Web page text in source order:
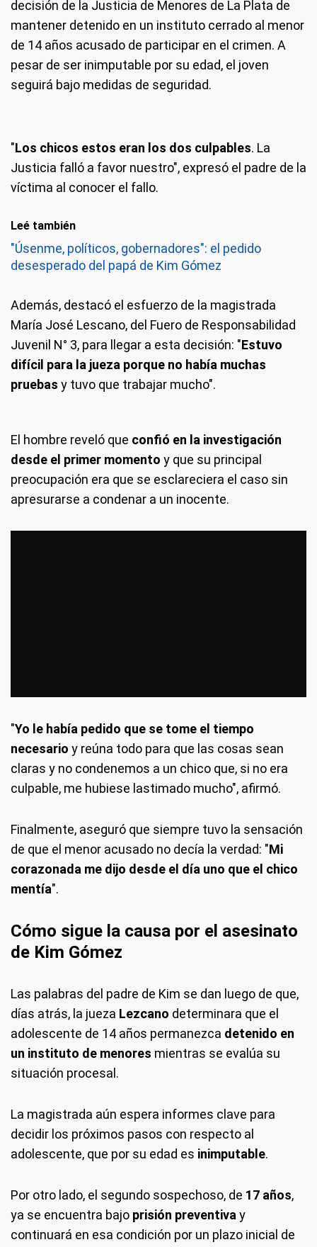
decisión de la Justicia de Menores de La Plata de
mantener detenido en un instituto cerrado al menor
de 14 años acusado de participar en el crimen. A
pesar de ser inimputable por su edad, el joven
seguirá bajo medidas de seguridad.
"Los chicos estos eran los dos culpables. La
Justicia falló a favor nuestro", expresó el padre de la
víctima al conocer el fallo.
Leé también
"Úsenme, políticos, gobernadores": el pedido
desesperado del papá de Kim Gómez
Además, destacó el esfuerzo de la magistrada
María José Lescano, del Fuero de Responsabilidad
Juvenil N° 3, para llegar a esta decisión: "Estuvo
difícil para la jueza porque no había muchas
pruebas y tuvo que trabajar mucho".
El hombre reveló que confió en la investigación
desde el primer momento y que su principal
preocupación era que se esclareciera el caso sin
apresurarse a condenar a un inocente.
"Yo le había pedido que se tome el tiempo
necesario y reúna todo para que las cosas sean
claras y no condenemos a un chico que, si no era
culpable, me hubiese lastimado mucho", afirmó.
Finalmente, aseguró que siempre tuvo la sensación
de que el menor acusado no decía la verdad: "Mi
corazonada me dijo desde el día uno que el chico
mentía".
Cómo sigue la causa por el asesinato
de Kim Gómez
Las palabras del padre de Kim se dan luego de que,
días atrás, la jueza Lezcano determinara que el
adolescente de 14 años permanezca detenido en
un instituto de menores mientras se evalúa su
situación procesal.
La magistrada aún espera informes clave para
decidir los próximos pasos con respecto al
adolescente, que por su edad es inimputable.
Por otro lado, el segundo sospechoso, de 17 años,
ya se encuentra bajo prisión preventiva y
continuará en esa condición por un plazo inicial de